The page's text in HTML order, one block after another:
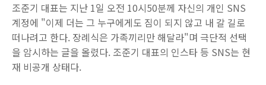
조준기 대표는 지난 1일 오전 10시50분께 자신의 개인 SNS
계정에 "이제 더는 그 누구에게도 짐이 되지 않고 내 갈 길로
떠나려고 한다. 장례식은 가족끼리만 해달라"며 극단적 선택
을 암시하는 글을 올렸다. 조준기 대표의 인스타 등 SNS는 현
재 비공개 상태다.